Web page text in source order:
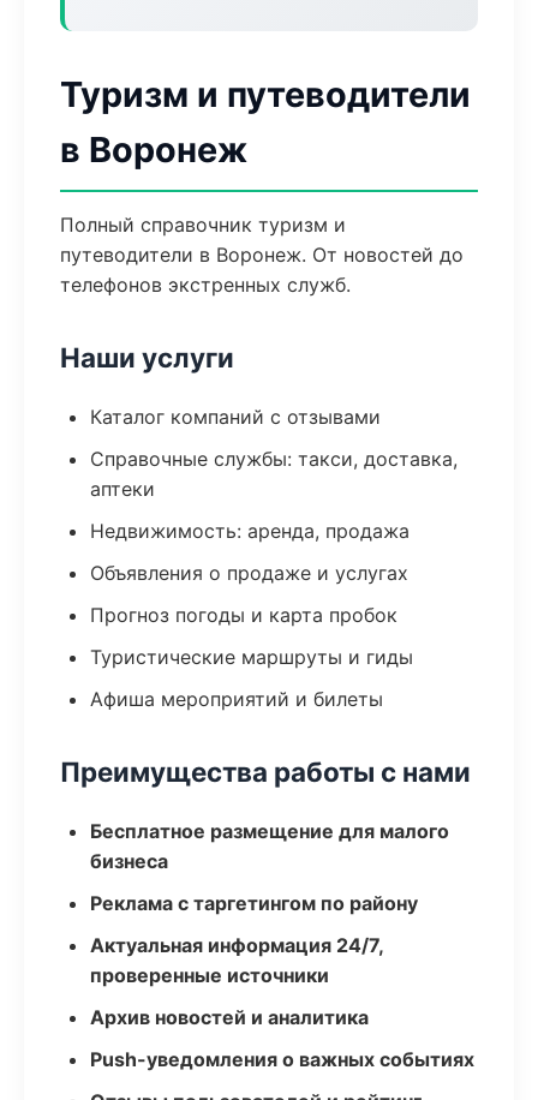
Туризм и путеводители
в Воронеж
Полный справочник туризм и
путеводители в Воронеж. От новостей до
телефонов экстренных служб.
Наши услуги
Каталог компаний с отзывами
Справочные службы: такси, доставка,
аптеки
Недвижимость: аренда, продажа
Объявления о продаже и услугах
Прогноз погоды и карта пробок
Туристические маршруты и гиды
Афиша мероприятий и билеты
Преимущества работы с нами
Бесплатное размещение для малого
бизнеса
Реклама с таргетингом по району
Актуальная информация 24/7,
проверенные источники
Архив новостей и аналитика
Push-уведомления о важных событиях